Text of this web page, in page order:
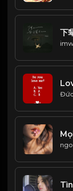
下